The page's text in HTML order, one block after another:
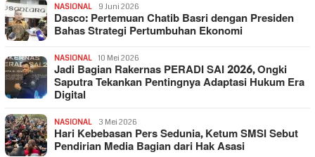
NASIONAL 9 Juni 2026
Dasco: Pertemuan Chatib Basri dengan Presiden
Bahas Strategi Pertumbuhan Ekonomi
NASIONAL 10 Mei 2026
Jadi Bagian Rakernas PERADI SAI 2026, Ongki
Saputra Tekankan Pentingnya Adaptasi Hukum Era
Digital
NASIONAL 3 Mei 2026
Hari Kebebasan Pers Sedunia, Ketum SMSI Sebut
Pendirian Media Bagian dari Hak Asasi